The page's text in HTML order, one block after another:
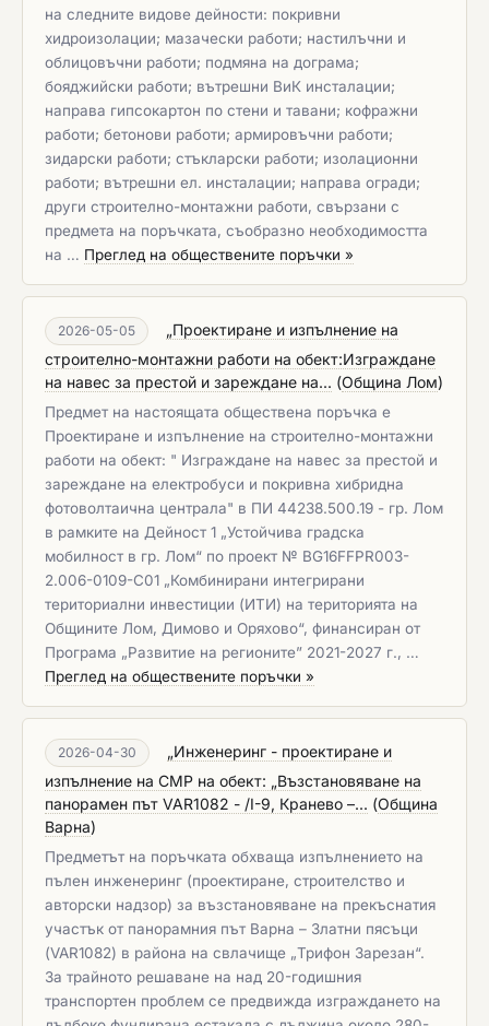
на следните видове дейности: покривни
хидроизолации; мазачески работи; настилъчни и
облицовъчни работи; подмяна на дограма;
бояджийски работи; вътрешни ВиК инсталации;
направа гипсокартон по стени и тавани; кофражни
работи; бетонови работи; армировъчни работи;
зидарски работи; стъкларски работи; изолационни
работи; вътрешни ел. инсталации; направа огради;
други строително-монтажни работи, свързани с
предмета на поръчката, съобразно необходимостта
на … Преглед на обществените поръчки »
2026-05-05
„Проектиране и изпълнение на
строително-монтажни работи на обект:Изграждане
на навес за престой и зареждане на... (Община Лом)
Предмет на настоящата обществена поръчка е
Проектиране и изпълнение на строително-монтажни
работи на обект: " Изграждане на навес за престой и
зареждане на електробуси и покривна хибридна
фотоволтаична централа" в ПИ 44238.500.19 - гр. Лом
в рамките на Дейност 1 „Устойчива градска
мобилност в гр. Лом“ по проект № BG16FFPR003-
2.006-0109-C01 „Комбинирани интегрирани
териториални инвестиции (ИТИ) на територията на
Общините Лом, Димово и Оряхово“, финансиран от
Програма „Развитие на регионите” 2021-2027 г., …
Преглед на обществените поръчки »
2026-04-30
„Инженеринг - проектиране и
изпълнение на СМР на обект: „Възстановяване на
панорамен път VAR1082 - /I-9, Кранево –... (Община
Варна)
Предметът на поръчката обхваща изпълнението на
пълен инженеринг (проектиране, строителство и
авторски надзор) за възстановяване на прекъснатия
участък от панорамния път Варна – Златни пясъци
(VAR1082) в района на свлачище „Трифон Зарезан“.
За трайното решаване на над 20-годишния
транспортен проблем се предвижда изграждането на